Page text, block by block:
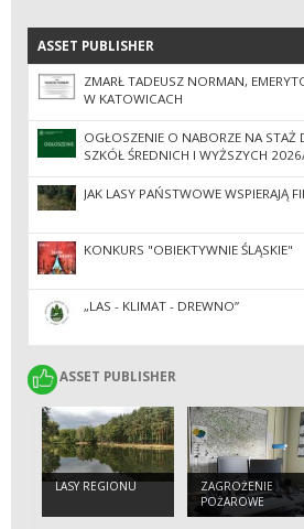
ASSET PUBLISHER
ASSET PUBLISHER
ZMARŁ TADEUSZ NORMAN,
W KATOWICACH
OGŁOSZENIE O NABORZE NA STAŻ
SZKÓŁ ŚREDNICH I WYŻSZYCH
JAK LASY PAŃSTWOWE WSPIERAJĄ
KONKURS "OBIEKTYWNIE ŚLĄSKIE"
„LAS - KLIMAT - DREWNO”
ASSET PUBLISHER
ASSET PUBLISHER
LASY REGIONU
ZAGROŻENIE
POŻAROWE